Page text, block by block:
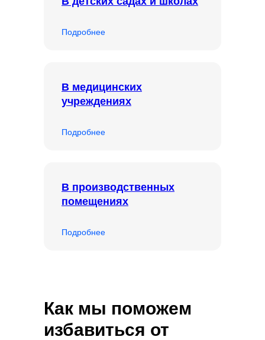
Подробнее
В медицинских
учреждениях
Подробнее
В производственных
помещениях
Подробнее
Как мы поможем
избавиться от